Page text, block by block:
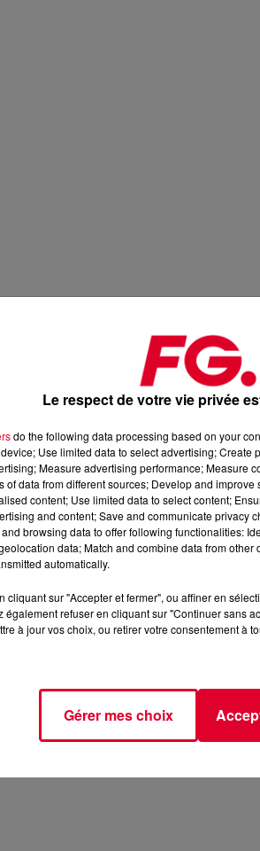
janvier 2026
, 📱 et sur l’Application FG (IOS
rave et tech-house
Le respect de votre vie privée
do the following data processing based on your
Use limited data to select advertising;
Measure advertising performance; Measure
of data from different sources; Develop and
content; Use limited data to select content;
and content; Save and communicate privacy
browsing data to offer following functionalities:
data; Match and combine data from
automatically.
cliquant sur "Accepter et fermer", ou affiner en
également refuser en cliquant sur "Continuer sans
à jour vos choix, ou retirer votre consentement à
Gérer mes choix